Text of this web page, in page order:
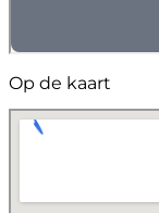
Op de kaart